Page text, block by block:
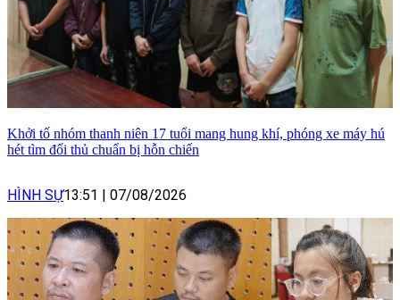
Khởi tố nhóm thanh niên 17 tuổi mang hung khí, phóng xe máy hú
hét tìm đối thủ chuẩn bị hỗn chiến
HÌNH SỰ13:51 07/08/2026